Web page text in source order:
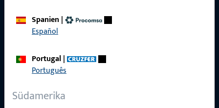
Spanien |
Español
Portugal|
Português
Südamerika
Produkte
Karriere